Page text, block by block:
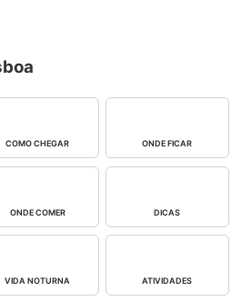
COMO CHEGAR ONDE FICAR
ONDE COMER DICAS
VIDA NOTURNA ATIVIDADES